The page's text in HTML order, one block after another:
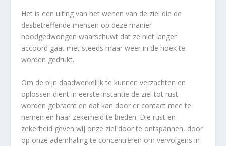
Het is een uiting van het wenen van de ziel die de
desbetreffende mensen op deze manier
noodgedwongen waarschuwt dat ze niet langer
accoord gaat met steeds maar weer in de hoek te
worden gedrukt.
Om de pijn daadwerkelijk te kunnen verzachten en
oplossen dient in eerste instantie de ziel tot rust
worden gebracht en dat kan door er contact mee te
nemen en haar zekerheid te bieden. Die rust en
zekerheid geven wij onze ziel door te ontspannen, door
op onze ademhaling te concentreren om vervolgens in